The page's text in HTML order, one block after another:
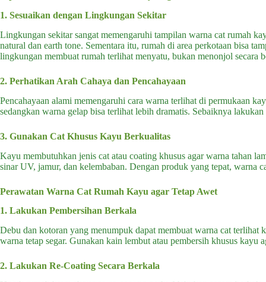
1. Sesuaikan dengan Lingkungan Sekitar
Lingkungan sekitar sangat memengaruhi tampilan warna cat rumah
natural dan earth tone. Sementara itu, rumah di area perkotaan bisa
lingkungan membuat rumah terlihat menyatu, bukan menonjol secara
2. Perhatikan Arah Cahaya dan Pencahayaan
Pencahayaan alami memengaruhi cara warna terlihat di permukaan
sedangkan warna gelap bisa terlihat lebih dramatis. Sebaiknya
3. Gunakan Cat Khusus Kayu Berkualitas
Kayu membutuhkan jenis cat atau coating khusus agar warna tahan
sinar UV, jamur, dan kelembaban. Dengan produk yang tepat, warna
Perawatan Warna Cat Rumah Kayu agar Tetap Awet
1. Lakukan Pembersihan Berkala
Debu dan kotoran yang menumpuk dapat membuat warna cat terlihat
warna tetap segar. Gunakan kain lembut atau pembersih khusus kayu
2. Lakukan Re-Coating Secara Berkala